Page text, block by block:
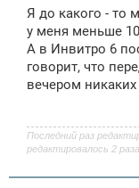
Я до какого - то
у меня меньше
А в Инвитро 6
говорит, что
вечером
Последний раз
редактировалось 2 раза.